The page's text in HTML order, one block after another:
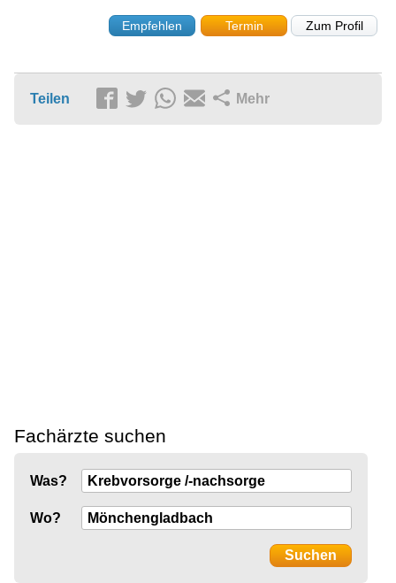
Empfehlen Termin Zum Profil
Teilen Mehr
Fachärzte suchen
Was?
Wo?